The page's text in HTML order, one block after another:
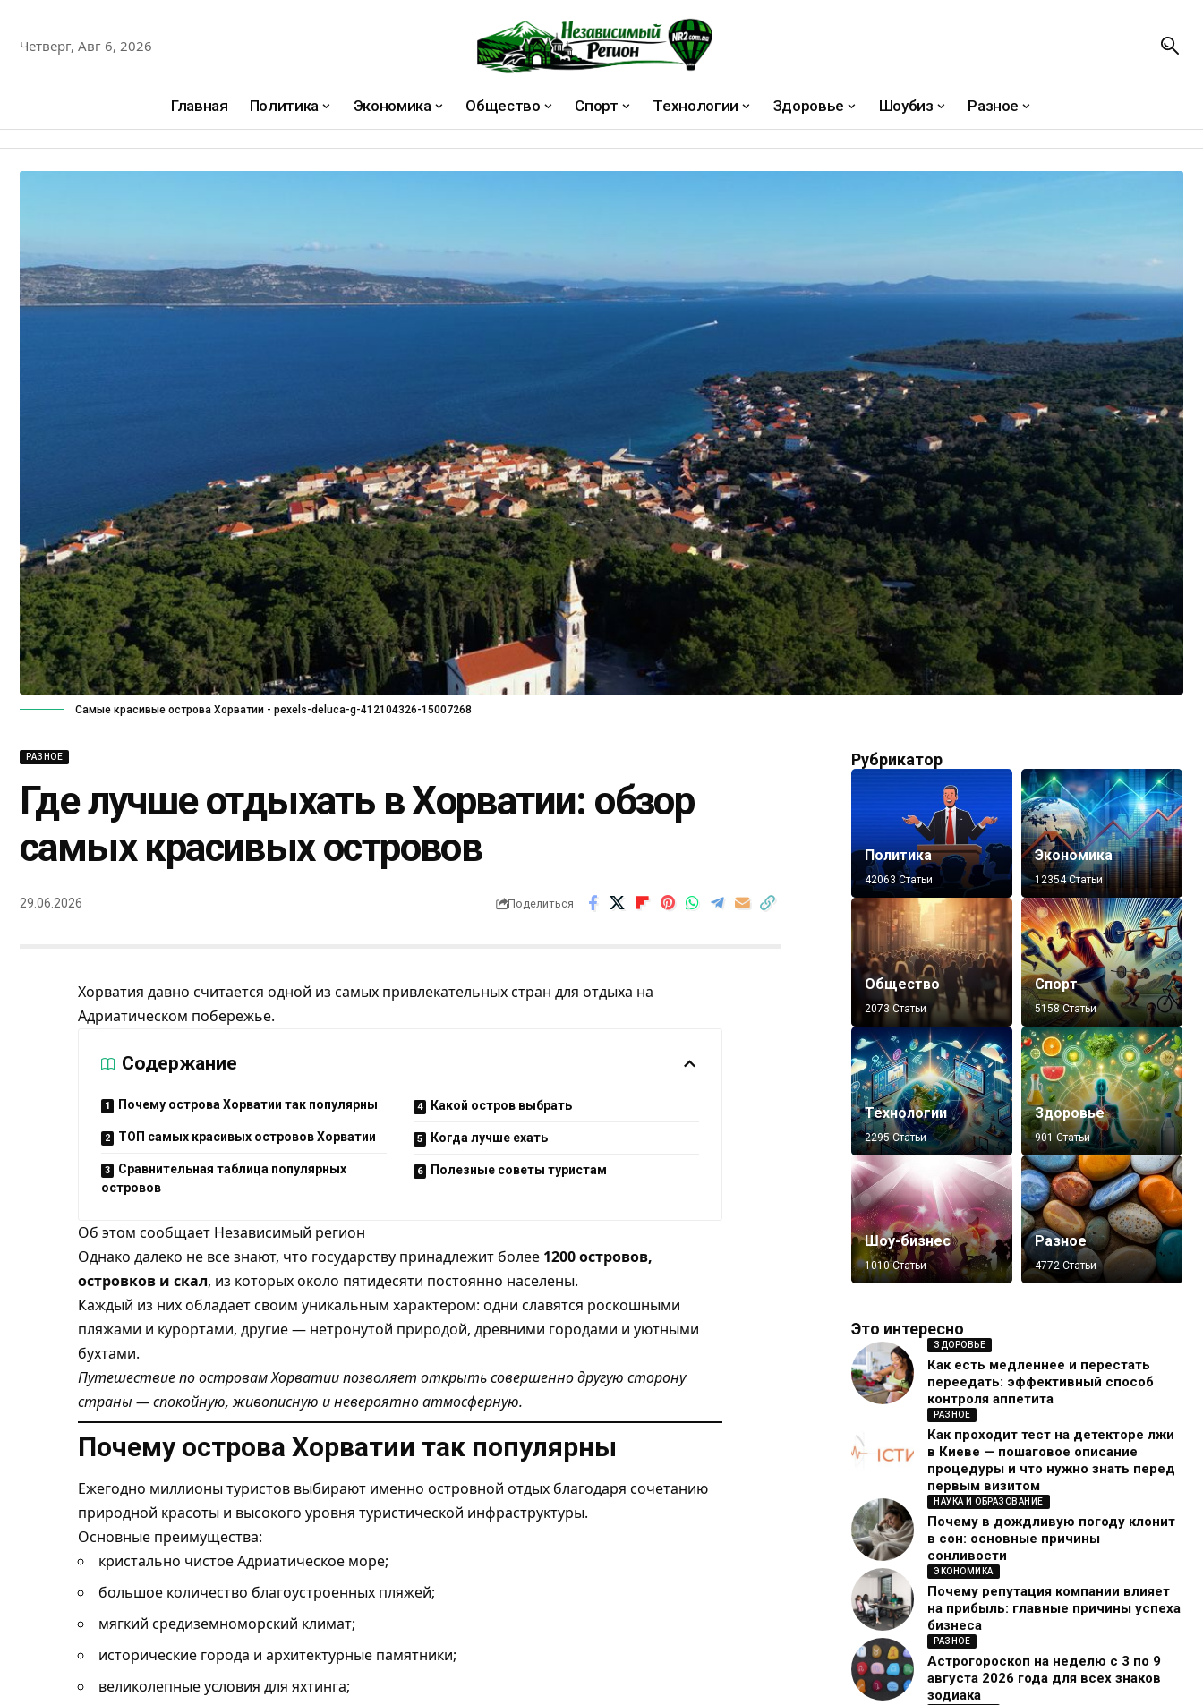
Четверг, Авг 6, 2026
Главная Политика Экономика Общество Спорт Технологии Здоровье Шоубиз Разное
Самые красивые острова Хорватии - pexels-deluca-g-412104326-15007268
РАЗНОЕ
Где лучше отдыхать в Хорватии: обзор
самых красивых островов
29.06.2026 Поделиться
Хорватия давно считается одной из самых привлекательных стран для отдыха на
Адриатическом побережье.
Содержание
Почему острова Хорватии так популярны
ТОП самых красивых островов Хорватии
Сравнительная таблица популярных
островов
Какой остров выбрать
Когда лучше ехать
Полезные советы туристам
Об этом сообщает Независимый регион
Однако далеко не все знают, что государству принадлежит более 1200 островов,
островков и скал, из которых около пятидесяти постоянно населены.
Каждый из них обладает своим уникальным характером: одни славятся роскошными
пляжами и курортами, другие — нетронутой природой, древними городами и уютными
бухтами.
Путешествие по островам Хорватии позволяет открыть совершенно другую сторону
страны — спокойную, живописную и невероятно атмосферную.
Почему острова Хорватии так популярны
Ежегодно миллионы туристов выбирают именно островной отдых благодаря сочетанию
природной красоты и высокого уровня туристической инфраструктуры.
Основные преимущества:
кристально чистое Адриатическое море;
большое количество благоустроенных пляжей;
мягкий средиземноморский климат;
исторические города и архитектурные памятники;
великолепные условия для яхтинга;
Рубрикатор
Политика
42063 Статьи
Экономика
12354 Статьи
Общество
2073 Статьи
Спорт
5158 Статьи
Технологии
2295 Статьи
Здоровье
901 Статьи
Шоу-бизнес
1010 Статьи
Разное
4772 Статьи
Это интересно
ЗДОРОВЬЕ
Как есть медленнее и перестать
переедать: эффективный способ
контроля аппетита
РАЗНОЕ
Как проходит тест на детекторе лжи
в Киеве — пошаговое описание
процедуры и что нужно знать перед
первым визитом
НАУКА И ОБРАЗОВАНИЕ
Почему в дождливую погоду клонит
в сон: основные причины
сонливости
ЭКОНОМИКА
Почему репутация компании влияет
на прибыль: главные причины успеха
бизнеса
РАЗНОЕ
Астрогороскоп на неделю с 3 по 9
августа 2026 года для всех знаков
зодиака